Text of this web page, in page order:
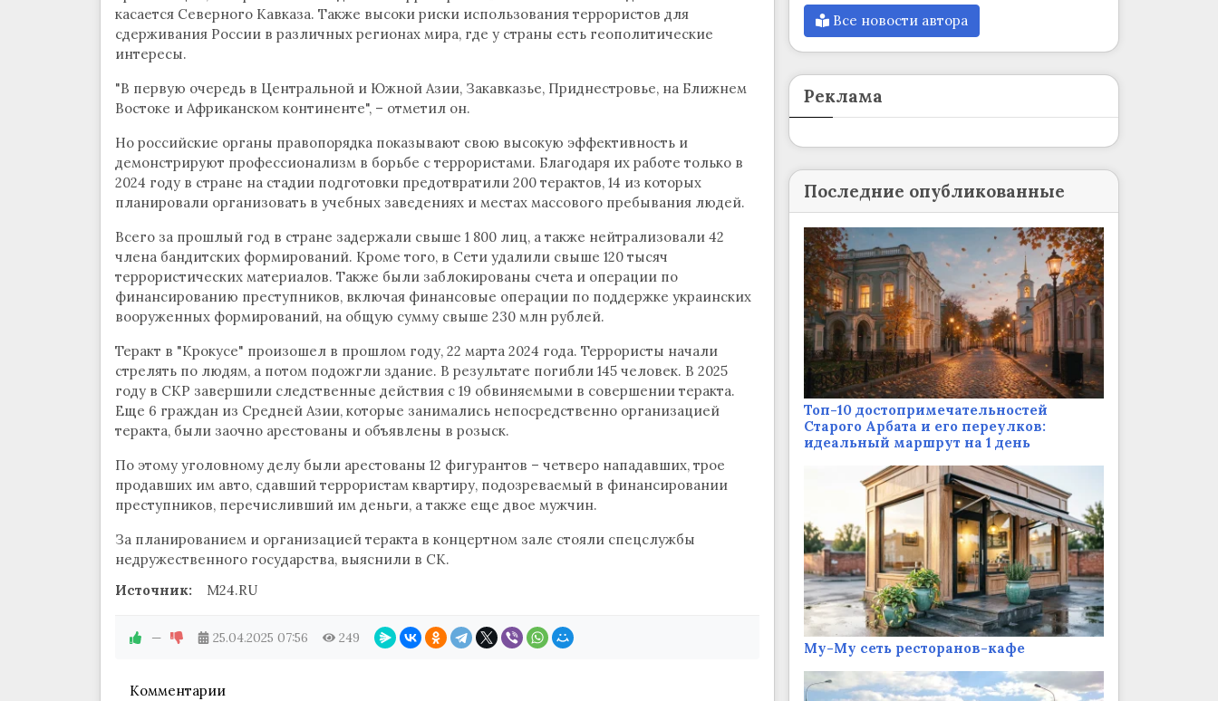
касается Северного Кавказа. Также высоки риски использования террористов для
сдерживания России в различных регионах мира, где у страны есть геополитические
интересы.
"В первую очередь в Центральной и Южной Азии, Закавказье, Приднестровье, на Ближнем
Востоке и Африканском континенте", – отметил он.
Но российские органы правопорядка показывают свою высокую эффективность и
демонстрируют профессионализм в борьбе с террористами. Благодаря их работе только в
2024 году в стране на стадии подготовки предотвратили 200 терактов, 14 из которых
планировали организовать в учебных заведениях и местах массового пребывания людей.
Всего за прошлый год в стране задержали свыше 1 800 лиц, а также нейтрализовали 42
члена бандитских формирований. Кроме того, в Сети удалили свыше 120 тысяч
террористических материалов. Также были заблокированы счета и операции по
финансированию преступников, включая финансовые операции по поддержке украинских
вооруженных формирований, на общую сумму свыше 230 млн рублей.
Теракт в "Крокусе" произошел в прошлом году, 22 марта 2024 года. Террористы начали
стрелять по людям, а потом подожгли здание. В результате погибли 145 человек. В 2025
году в СКР завершили следственные действия с 19 обвиняемыми в совершении теракта.
Еще 6 граждан из Средней Азии, которые занимались непосредственно организацией
теракта, были заочно арестованы и объявлены в розыск.
По этому уголовному делу были арестованы 12 фигурантов – четверо нападавших, трое
продавших им авто, сдавший террористам квартиру, подозреваемый в финансировании
преступников, перечисливший им деньги, а также еще двое мужчин.
За планированием и организацией теракта в концертном зале стояли спецслужбы
недружественного государства, выяснили в СК.
Источник:
M24.RU
— 25.04.2025 07:56 249
Комментарии
Все новости автора
Реклама
Последние опубликованные
Топ-10 достопримечательностей
Старого Арбата и его переулков:
идеальный маршрут на 1 день
Му-Му сеть ресторанов-кафе